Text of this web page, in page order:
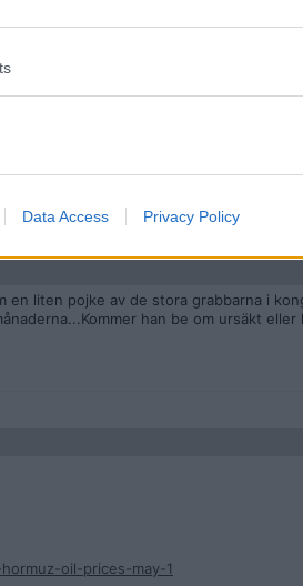
Data Access Privacy Policy
letter
en liten pojke av de stora grabbarna i
han be om ursäkt eller
oil-prices-may-1